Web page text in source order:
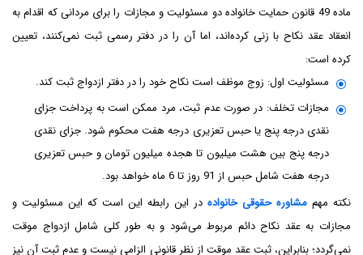
ماده 49 قانون حمایت خانواده دو مسئولیت و مجازات را برای مردانی که اقدام به
انعقاد عقد نکاح با زنی کرده‌اند، اما آن را در دفتر رسمی ثبت نمی‌کنند، تعیین
کرده است:
مسئولیت اول: زوج موظف است نکاح خود را در دفتر ازدواج ثبت کند.
مجازات تخلف: در صورت عدم ثبت، مرد ممکن است به پرداخت جزای
نقدی درجه پنج یا حبس تعزیری درجه هفت محکوم شود. جزای نقدی
درجه پنج بین هشت میلیون تا هجده میلیون تومان و حبس تعزیری
درجه هفت شامل حبس از 91 روز تا 6 ماه خواهد بود.
نکته مهم مشاوره حقوقی خانواده در این رابطه این است که این مسئولیت و
مجازات به عقد نکاح دائم مربوط می‌شود و به‌ طور کلی شامل ازدواج موقت
نمی‌گردد؛ بنابراین، ثبت عقد موقت از نظر قانونی الزامی نیست و عدم ثبت آن نیز